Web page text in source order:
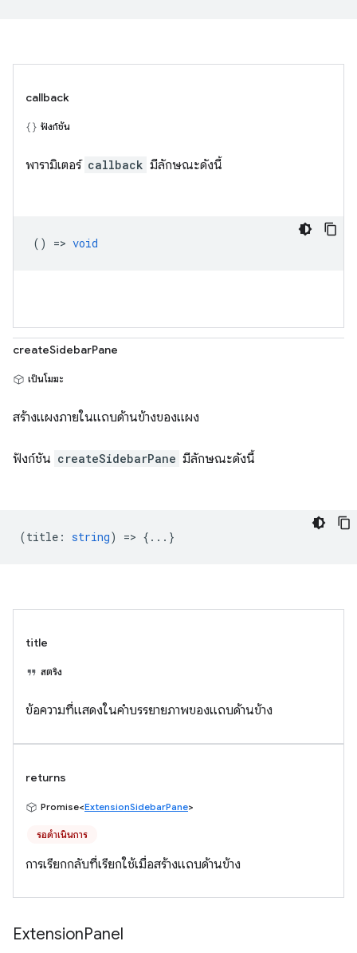
callback
ฟังก์ชัน
พารามิเตอร์ callback มีลักษณะดังนี้
() => void
createSidebarPane
เป็นโมฆะ
สร้างแผงภายในแถบด้านข้างของแผง
ฟังก์ชัน createSidebarPane มีลักษณะดังนี้
(title : string) => {...}
title
สตริง
ข้อความที่แสดงในคำบรรยายภาพของแถบด้านข้าง
returns
Promise<ExtensionSidebarPane>
รอดำเนินการ
การเรียกกลับที่เรียกใช้เมื่อสร้างแถบด้านข้าง
ExtensionPanel